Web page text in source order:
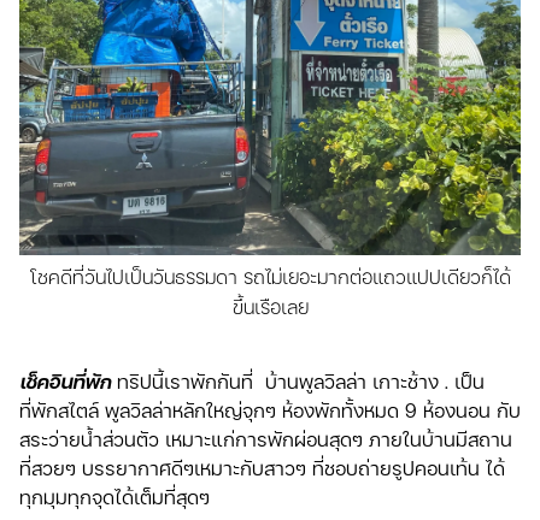
โชคดีที่วันไปเป็นวันธรรมดา รถไม่เยอะมากต่อแถวแปปเดียวก็ได้
ขึ้นเรือเลย
เช็คอินที่พักทริปนี้เราพักกันที่ บ้านพูลวิลล่า เกาะช้าง . เป็น
ที่พักสไตล์ พูลวิลล่าหลักใหญ่จุกๆ ห้องพักทั้งหมด 9 ห้องนอน กับ
สระว่ายน้ำส่วนตัว เหมาะแก่การพักผ่อนสุดๆ ภายในบ้านมีสถาน
ที่สวยๆ บรรยากาศดีๆเหมาะกับสาวๆ ที่ชอบถ่ายรูปคอนเท้น ได้
ทุกมุมทุกจุดได้เต็มที่สุดๆ